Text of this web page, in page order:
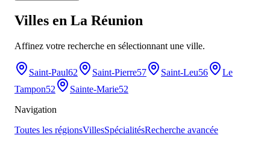
Villes en La Réunion
Affinez votre recherche en sélectionnant une ville.
Saint-Paul62 Saint-Pierre57 Saint-Leu56
Le
Tampon52 Sainte-Marie52
Navigation
Toutes les régionsVillesSpécialitésRecherche avancée